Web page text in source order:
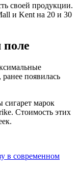
своей продукции.
и Kent на 20 и 30
появилась
марок
Стоимость этих
в современном